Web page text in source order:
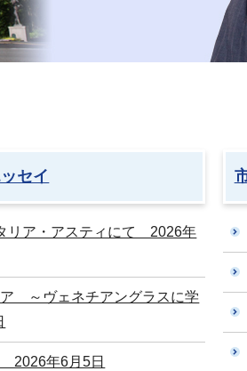
セイ
リア・アスティにて 2026年
～ヴェネチアングラスに学
2026年6月5日